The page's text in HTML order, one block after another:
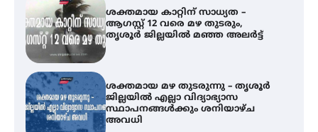
ശക്തമായ മഴ തുടരുന്നു – തൃശൂർ
ജില്ലയിൽ എല്ലാ വിദ്യാഭ്യാസ
സ്ഥാപനങ്ങൾക്കും ശനിയാഴ്ച
അവധി
എം.ജി. യൂണിവേഴ്‌സിറ്റിയിൽ നിന്ന്
ഇംഗ്ളീഷ് സാഹിത്യത്തിൽ
ഡോക്ടറേറ്റ് നേടിയ എൻ. ആര്യ